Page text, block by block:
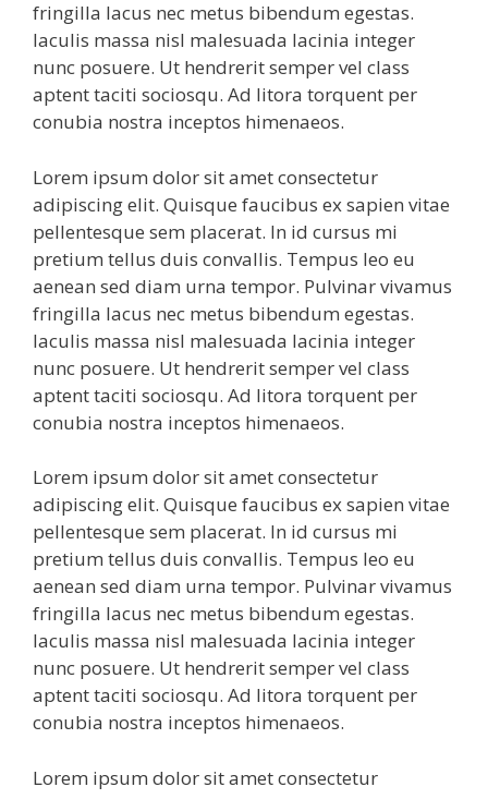
fringilla lacus nec metus bibendum egestas.
Iaculis massa nisl malesuada lacinia integer
nunc posuere. Ut hendrerit semper vel class
aptent taciti sociosqu. Ad litora torquent per
conubia nostra inceptos himenaeos.
Lorem ipsum dolor sit amet consectetur
adipiscing elit. Quisque faucibus ex sapien vitae
pellentesque sem placerat. In id cursus mi
pretium tellus duis convallis. Tempus leo eu
aenean sed diam urna tempor. Pulvinar vivamus
fringilla lacus nec metus bibendum egestas.
Iaculis massa nisl malesuada lacinia integer
nunc posuere. Ut hendrerit semper vel class
aptent taciti sociosqu. Ad litora torquent per
conubia nostra inceptos himenaeos.
Lorem ipsum dolor sit amet consectetur
adipiscing elit. Quisque faucibus ex sapien vitae
pellentesque sem placerat. In id cursus mi
pretium tellus duis convallis. Tempus leo eu
aenean sed diam urna tempor. Pulvinar vivamus
fringilla lacus nec metus bibendum egestas.
Iaculis massa nisl malesuada lacinia integer
nunc posuere. Ut hendrerit semper vel class
aptent taciti sociosqu. Ad litora torquent per
conubia nostra inceptos himenaeos.
Lorem ipsum dolor sit amet consectetur